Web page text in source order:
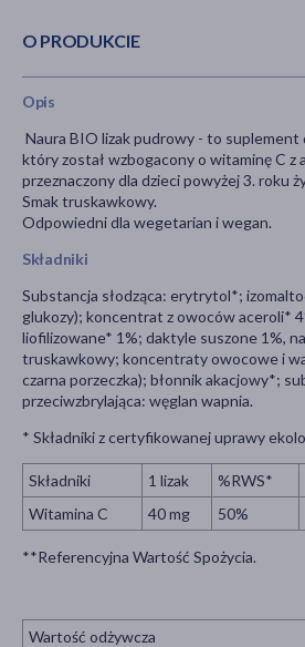
O PRODUKCIE
Opis
Naura BIO lizak pudrowy - to suplement
który został wzbogacony o witaminę C z
przeznaczony dla dzieci powyżej 3. roku
Smak truskawkowy.
Odpowiedni dla wegetarian i wegan.
Składniki
Substancja słodząca: erytrytol*;
glukozy); koncentrat z owoców aceroli*
liofilizowane* 1%; daktyle suszone 1%,
truskawkowy; koncentraty owocowe i
czarna porzeczka); błonnik akacjowy*;
przeciwzbrylająca: węglan wapnia.
* Składniki z certyfikowanej uprawy
Składniki 1 lizak %RWS*
Witamina C
40 mg 50%
**Referencyjna Wartość Spożycia.
Wartość odżywcza